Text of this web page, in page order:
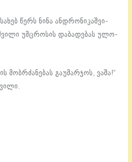
წერს ნინა ან­დრო­ნი­კაშ­ვი­
უმ­ცრო­სის და­ბა­დე­ბას ულო­
მობ­რძა­ნე­ბას გა­უ­მარ­ჯოს, ვაშა!“